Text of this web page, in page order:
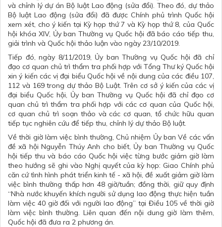
và chỉnh lý dự án Bộ luật Lao động (sửa đổi). Theo đó, dự thảo
Bộ luật Lao động (sửa đổi) đã được Chính phủ trình Quốc hội
xem xét, cho ý kiến tại Kỳ họp thứ 7 và Kỳ họp thứ 8, của Quốc
hội khóa XIV, Ủy ban Thường vụ Quốc hội đã báo cáo tiếp thu,
giải trình và Quốc hội thảo luận vào ngày 23/10/2019.
Tiếp đó, ngày 8/11/2019, Ủy ban Thường vụ Quốc hội đã chỉ
đạo cơ quan chủ trì thẩm tra phối hợp với Tổng Thư ký Quốc hội
xin ý kiến các vị đại biểu Quốc hội về nội dung của các điều 107,
112 và 169 trong dự thảo Bộ Luật. Trên cơ sở ý kiến của các vị
đại biểu Quốc hội, Ủy ban Thường vụ Quốc hội đã chỉ đạo cơ
quan chủ trì thẩm tra phối hợp với các cơ quan của Quốc hội,
cơ quan chủ trì soạn thảo và các cơ quan, tổ chức hữu quan
tiếp tục nghiên cứu để tiếp thu, chỉnh lý dự thảo Bộ luật.
Về thời giờ làm việc bình thường, Chủ nhiệm Ủy ban Về các vấn
đề xã hội Nguyễn Thúy Anh cho biết, Ủy ban Thường vụ Quốc
hội tiếp thu và báo cáo Quốc hội việc từng bước giảm giờ làm
theo hướng sẽ ghi vào Nghị quyết của kỳ họp: Giao Chính phủ
căn cứ tình hình phát triển kinh tế - xã hội, đề xuất giảm giờ làm
việc bình thường thấp hơn 48 giờ/tuần; đồng thời, giữ quy định
“Nhà nước khuyến khích người sử dụng lao động thực hiện tuần
làm việc 40 giờ đối với người lao động” tại Điều 105 về thời giờ
làm việc bình thường. Liên quan đến nội dung giờ làm thêm,
Quốc hội đã đưa ra 2 phương án.